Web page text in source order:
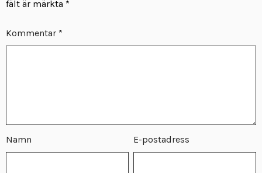
fält är märkta *
Kommentar *
Namn E-postadress